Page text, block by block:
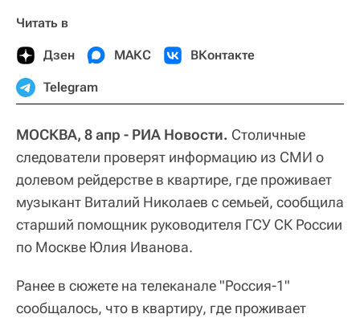
Читать в
Дзен МАКС ВКонтакте
Telegram
МОСКВА, 8 апр - РИА Новости. Столичные
следователи проверят информацию из СМИ о
долевом рейдерстве в квартире, где проживает
музыкант Виталий Николаев с семьей, сообщила
старший помощник руководителя ГСУ СК России
по Москве Юлия Иванова.
Ранее в сюжете на телеканале "Россия-1"
сообщалось, что в квартиру, где проживает